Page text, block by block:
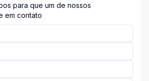
para que um de nossos
em contato